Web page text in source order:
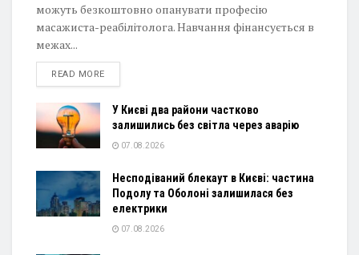
можуть безкоштовно опанувати професію
масажиста-реабілітолога. Навчання фінансується в
межах...
READ MOREDETAILS
У Києві два райони частково
залишились без світла через аварію
07.08.2026
Несподіваний блекаут в Києві: частина
Подолу та Оболоні залишилася без
електрики
07.08.2026